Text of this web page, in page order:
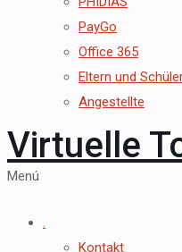
PayGo
Office 365
Eltern und
Angestellte
Virtuelle
Menú
.
Kontakt